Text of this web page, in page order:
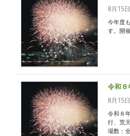
8月15
今年度
す。開
令和８
8月15
令和８
行、荒
場数：